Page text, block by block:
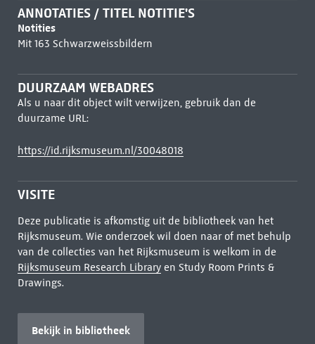
ANNOTATIES / TITEL NOTITIE'S
Notities
Mit 163 Schwarzweissbildern
DUURZAAM WEBADRES
Als u naar dit object wilt verwijzen, gebruik dan de
duurzame URL:
https://id.rijksmuseum.nl/30048018
VISITE
Deze publicatie is afkomstig uit de bibliotheek van het
Rijksmuseum. Wie onderzoek wil doen naar of met behulp
van de collecties van het Rijksmuseum is welkom in de
Rijksmuseum Research Libraryen Study Room Prints &
Drawings.
Bekijk in bibliotheek